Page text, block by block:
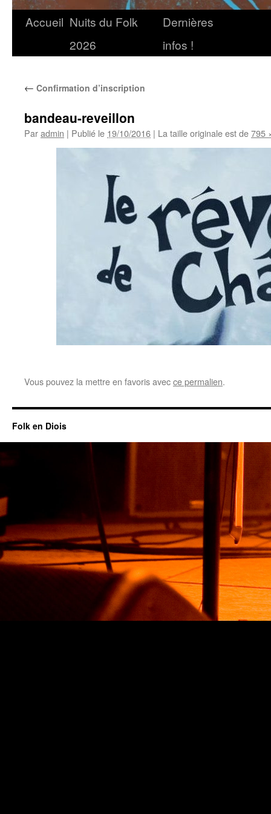
Accueil Nuits du Folk
2026
Dernières
infos !
← Confirmation d’inscription
bandeau-reveillon
Paradmin | Publié le 19/10/2016 | La taille originale est de795
Vous pouvez la mettre en favoris avecce permalien.
Folk en Diois